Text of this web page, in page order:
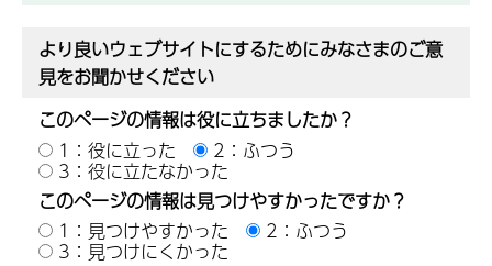
より良いウェブサイトにするためにみなさまのご意
見をお聞かせください
このページの情報は役に立ちましたか？
1：役に立った
2：ふつう
3：役に立たなかった
このページの情報は見つけやすかったですか？
1：見つけやすかった
2：ふつう
3：見つけにくかった